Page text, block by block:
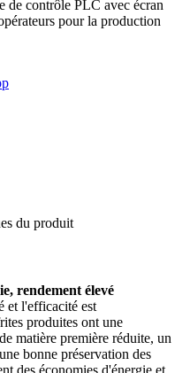
de contrôle PLC avec écran
pour la production
du produit
rendement élevé
et l'efficacité est
produites ont une
matière première réduite, un
bonne préservation des